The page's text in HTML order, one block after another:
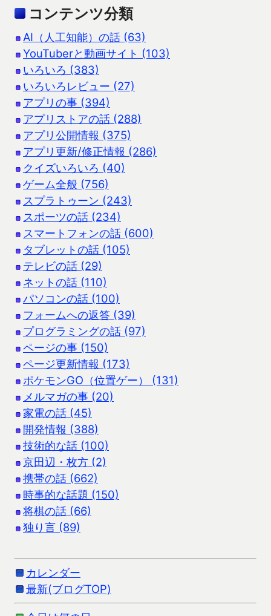
コンテンツ分類
AI（人工知能）の話 (63)
YouTuberと動画サイト (103)
いろいろ (383)
いろいろレビュー (27)
アプリの事 (394)
アプリストアの話 (288)
アプリ公開情報 (375)
アプリ更新/修正情報 (286)
クイズいろいろ (40)
ゲーム全般 (756)
スプラトゥーン (243)
スポーツの話 (234)
スマートフォンの話 (600)
タブレットの話 (105)
テレビの話 (29)
ネットの話 (110)
パソコンの話 (100)
フォームへの返答 (39)
プログラミングの話 (97)
ページの事 (150)
ページ更新情報 (173)
ポケモンGO（位置ゲー） (131)
メルマガの事 (20)
家電の話 (45)
開発情報 (388)
技術的な話 (100)
京田辺・枚方 (2)
携帯の話 (662)
時事的な話題 (150)
将棋の話 (66)
独り言 (89)
カレンダー
最新(ブログTOP)